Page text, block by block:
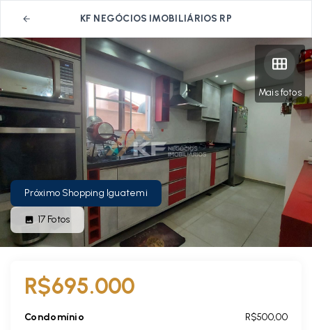
KF NEGÓCIOS IMOBILIÁRIOS RP
Mais fotos
Próximo Shopping Iguatemi
17 Fotos
R$695.000
Condomínio
R$500,00